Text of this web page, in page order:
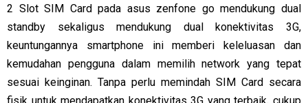
2 Slot SIM Card pada asus zenfone go mendukung dual
standby sekaligus mendukung dual konektivitas 3G,
keuntungannya smartphone ini memberi keleluasan dan
kemudahan pengguna dalam memilih network yang tepat
sesuai keinginan. Tanpa perlu memindah SIM Card secara